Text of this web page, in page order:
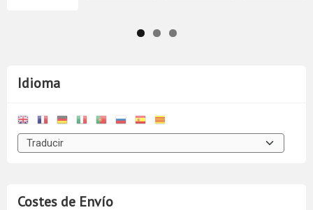
Idioma
Costes de Envío